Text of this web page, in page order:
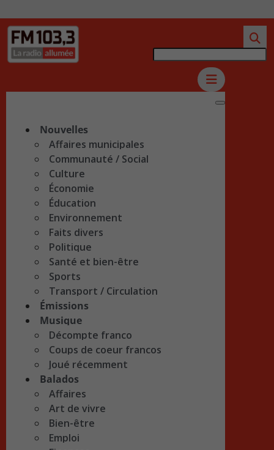
Nouvelles
Affaires municipales
Communauté / Social
Culture
Économie
Éducation
Environnement
Faits divers
Politique
Santé et bien-être
Sports
Transport / Circulation
Émissions
Musique
Décompte franco
Coups de coeur francos
Joué récemment
Balados
Affaires
Art de vivre
Bien-être
Emploi